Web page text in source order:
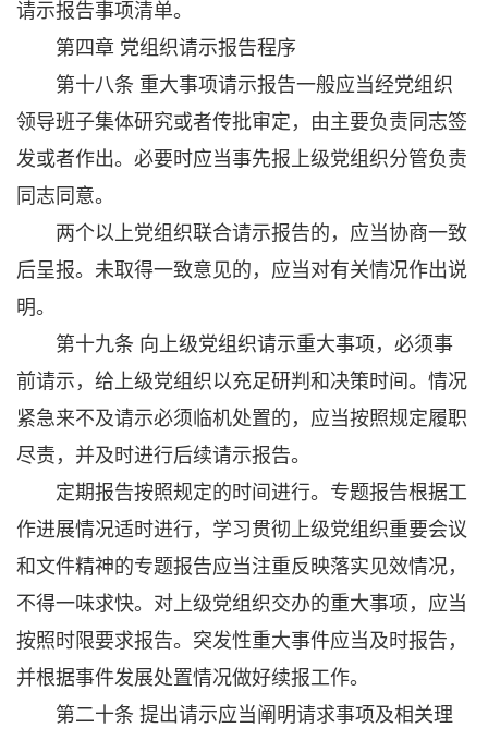
请示报告事项清单。
第四章 党组织请示报告程序
第十八条 重大事项请示报告一般应当经党组织
领导班子集体研究或者传批审定，由主要负责同志签
发或者作出。必要时应当事先报上级党组织分管负责
同志同意。
两个以上党组织联合请示报告的，应当协商一致
后呈报。未取得一致意见的，应当对有关情况作出说
明。
第十九条 向上级党组织请示重大事项，必须事
前请示，给上级党组织以充足研判和决策时间。情况
紧急来不及请示必须临机处置的，应当按照规定履职
尽责，并及时进行后续请示报告。
定期报告按照规定的时间进行。专题报告根据工
作进展情况适时进行，学习贯彻上级党组织重要会议
和文件精神的专题报告应当注重反映落实见效情况，
不得一味求快。对上级党组织交办的重大事项，应当
按照时限要求报告。突发性重大事件应当及时报告，
并根据事件发展处置情况做好续报工作。
第二十条 提出请示应当阐明请求事项及相关理